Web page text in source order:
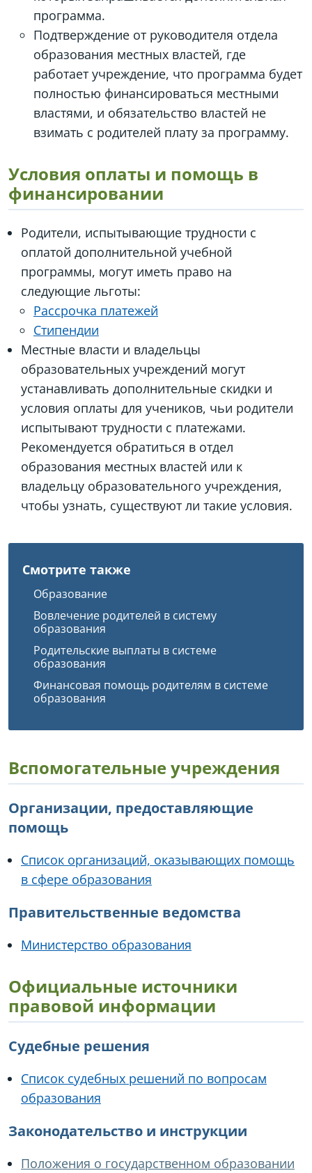
программа.
Подтверждение от руководителя отдела
образования местных властей, где
работает учреждение, что программа будет
полностью финансироваться местными
властями, и обязательство властей не
взимать с родителей плату за программу.
Условия оплаты и помощь в
финансировании
Родители, испытывающие трудности с
оплатой дополнительной учебной
программы, могут иметь право на
следующие льготы:
Рассрочка платежей
Стипендии
Местные власти и владельцы
образовательных учреждений могут
устанавливать дополнительные скидки и
условия оплаты для учеников, чьи родители
испытывают трудности с платежами.
Рекомендуется обратиться в отдел
образования местных властей или к
владельцу образовательного учреждения,
чтобы узнать, существуют ли такие условия.
Смотрите также
Образование
Вовлечение родителей в систему
образования
Родительские выплаты в системе
образования
Финансовая помощь родителям в системе
образования
Вспомогательные учреждения
Организации, предоставляющие
помощь
Список организаций, оказывающих помощь
в сфере образования
Правительственные ведомства
Министерство образования
Официальные источники
правовой информации
Судебные решения
Список судебных решений по вопросам
образования
Законодательство и инструкции
Положения о государственном образовании